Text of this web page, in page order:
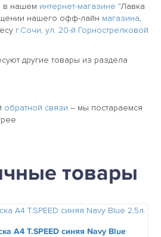
в нашем интернет-магазине "Лавка
нашего офф-лайн магазина,
г.Сочи, ул. 20-й Горнострелковой
другие товары из раздела
обратной связи -- мы постараемся
товары
A4 T.SPEED синяя Navy Blue